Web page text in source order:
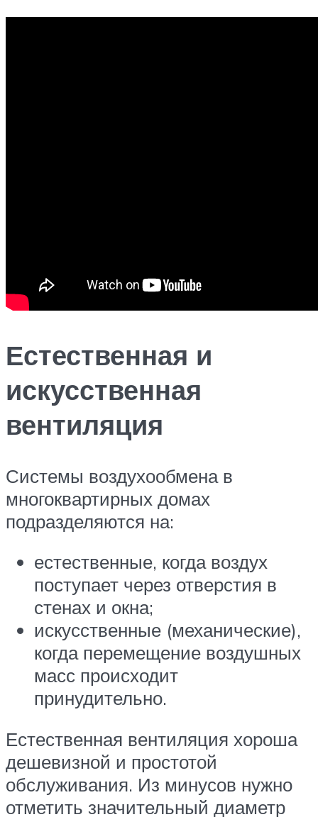
Естественная и
искусственная
вентиляция
Системы воздухообмена в
многоквартирных домах
подразделяются на:
естественные, когда воздух
поступает через отверстия в
стенах и окна;
искусственные (механические),
когда перемещение воздушных
масс происходит
принудительно.
Естественная вентиляция хороша
дешевизной и простотой
обслуживания. Из минусов нужно
отметить значительный диаметр